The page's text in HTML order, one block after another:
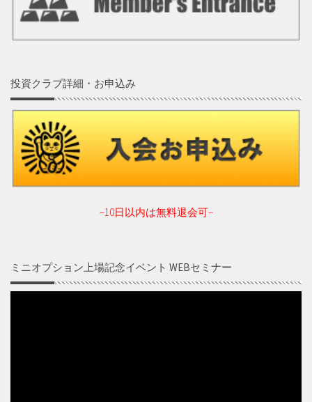
投資クラブ詳細・お申込み
–10日以内は無料退会可–
ミニオプション上場記念イベント WEBセミナー